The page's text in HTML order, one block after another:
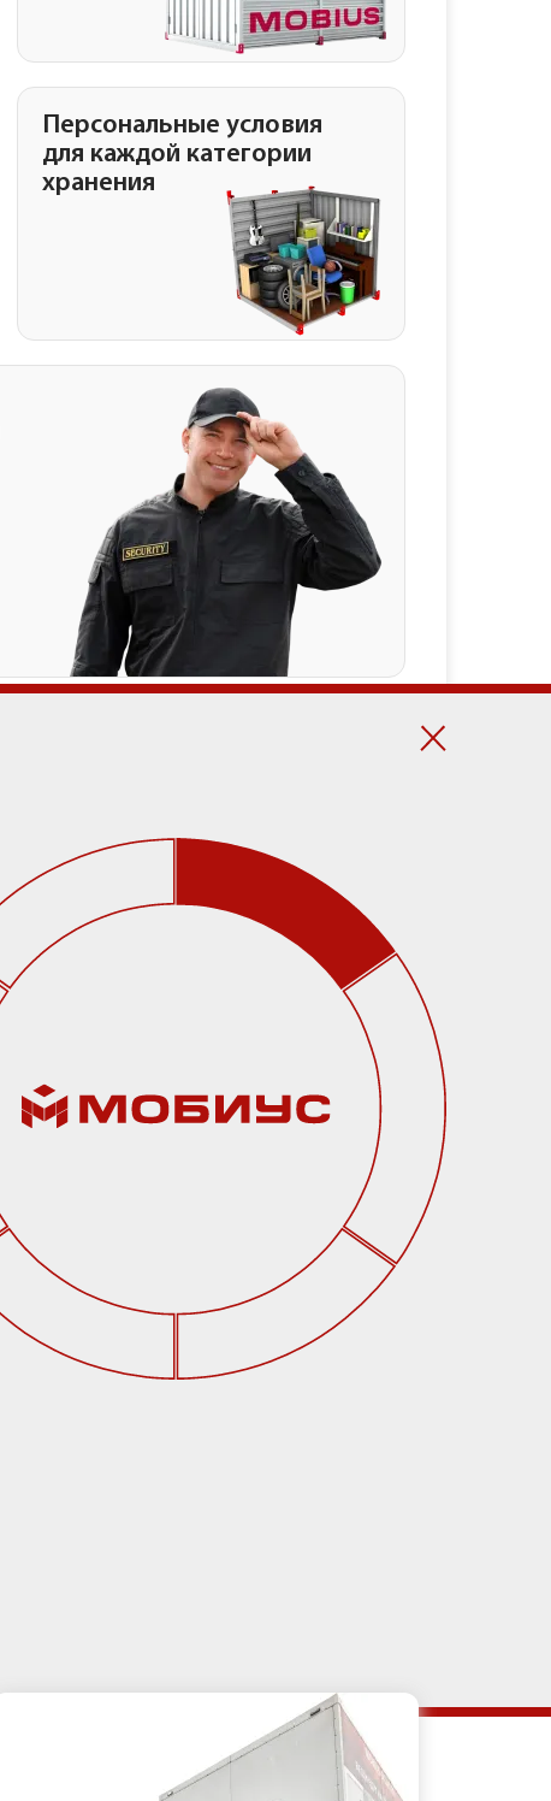
Персональные условия
для каждой категории
хранения